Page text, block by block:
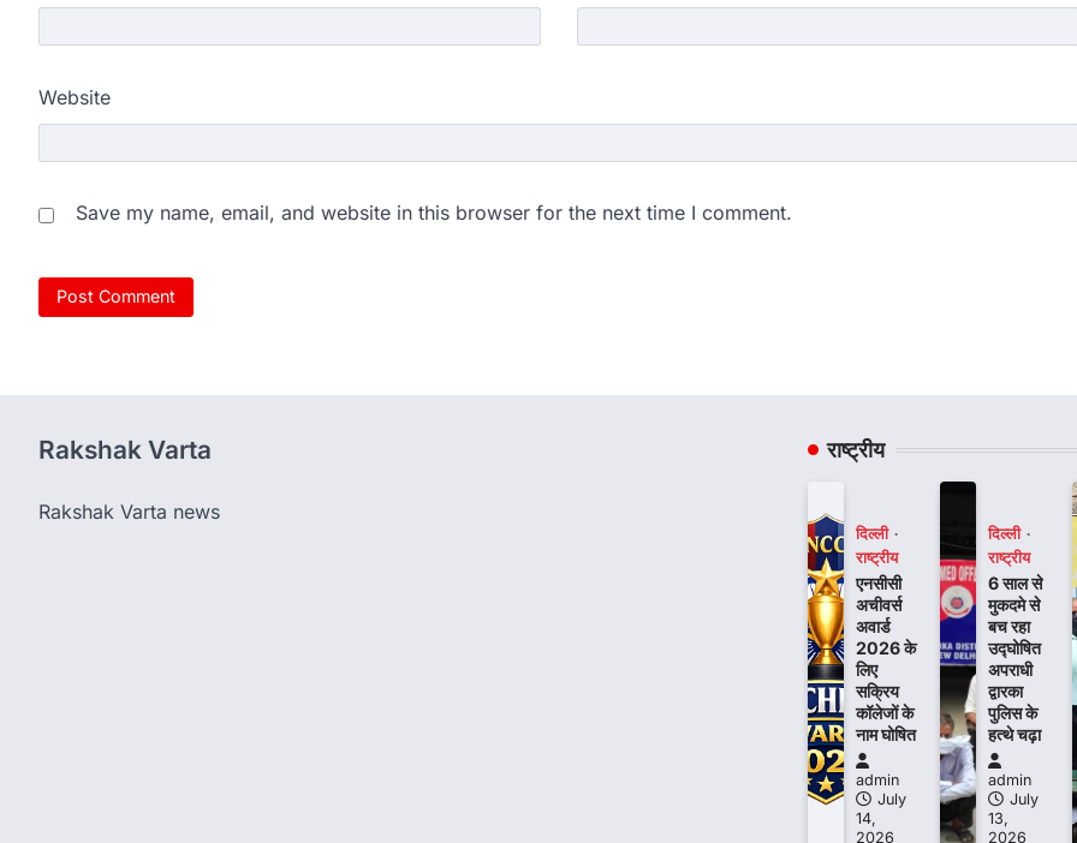
Website
Save my name, email, and website in this browser for the next time I comment.
Rakshak Varta
Rakshak Varta news
राष्ट्रीय
दिल्ली
राष्ट्रीय
एनसीसी
अचीवर्स
अवार्ड
2026 के
लिए
सक्रिय
कॉलेजों के
नाम घोषित
admin
July
14,
2026
दिल्ली
राष्ट्रीय
6 साल से
मुकदमे से
बच रहा
उद्घोषित
अपराधी
द्वारका
पुलिस के
हत्थे चढ़ा
admin
July
13,
2026